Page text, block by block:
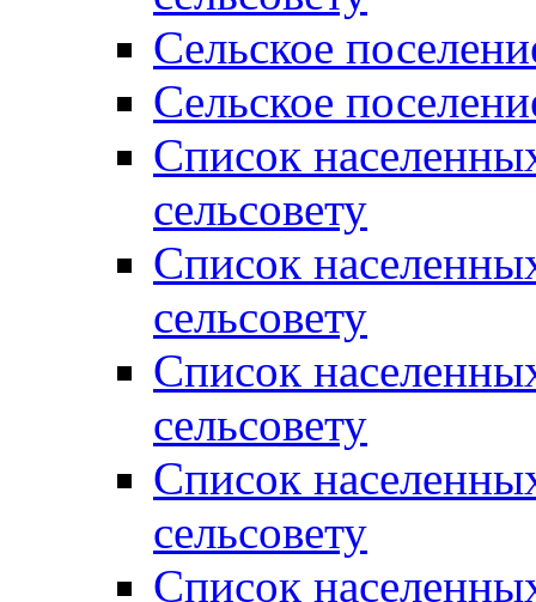
Сельское
Сельское
Список
сельсовету
Список
сельсовету
Список
сельсовету
Список
сельсовету
Список